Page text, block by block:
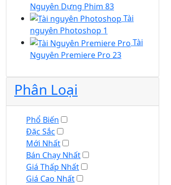
Nguyên Dựng Phim 83
Tài
nguyên Photoshop 1
Tài
Nguyên Premiere Pro 23
Phân Loại
Phổ Biến
Đặc Sắc
Mới Nhất
Bán Chạy Nhất
Giá Thấp Nhất
Giá Cao Nhất